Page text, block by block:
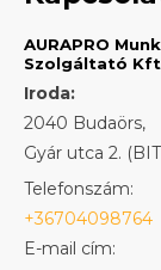
AURAPRO
Szolgáltató
Iroda:
2040 Budaörs,
Gyár utca 2.
Telefonszám:
+36704098764
E-mail cím: